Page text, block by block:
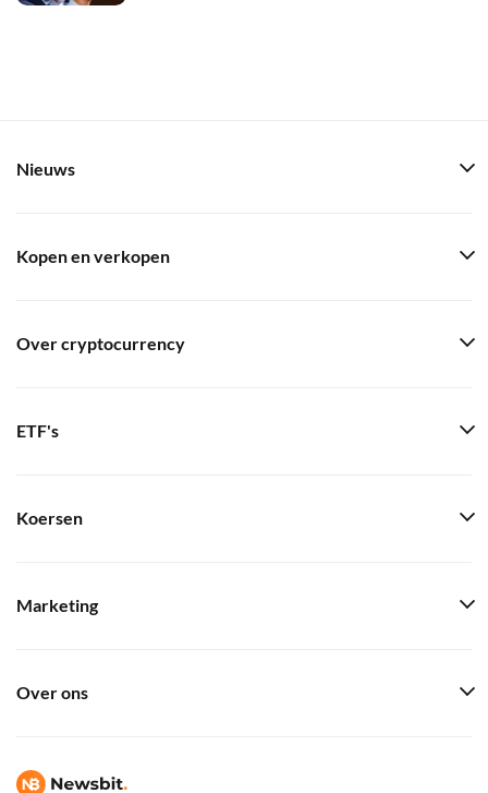
Nieuws
Kopen en verkopen
Over cryptocurrency
ETF's
Koersen
Marketing
Over ons